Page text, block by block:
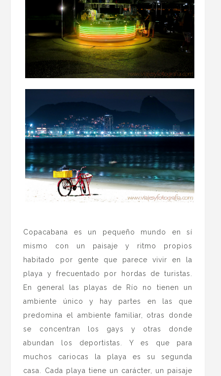
Copacabana es un pequeño mundo en sí
mismo con un paisaje y ritmo propios
habitado por gente que parece vivir en la
playa y frecuentado por hordas de turistas.
En general las playas de Río no tienen un
ambiente único y hay partes en las que
predomina el ambiente familiar, otras donde
se concentran los gays y otras donde
abundan los deportistas. Y es que para
muchos cariocas la playa es su segunda
casa. Cada playa tiene un carácter, un paisaje